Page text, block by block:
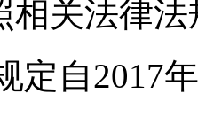
相关法律
定自2017